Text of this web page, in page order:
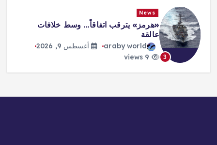
3
News
«هرمز» يترقب اتفاقاً… وسط خلافات
عالقة
araby world
أغسطس 9, 2026